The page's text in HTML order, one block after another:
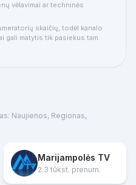
vėlavimai ar techninės
skaičių, todėl kanalo
gali matytis tik pasiekus tam
Naujienos, Regionas,
Marijampolės TV
2.3 tūkst. prenum.